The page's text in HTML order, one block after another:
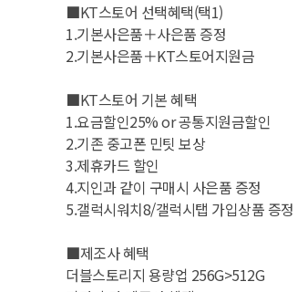
■KT스토어 선택혜택(택1)
1.기본사은품＋사은품 증정
2.기본사은품＋KT스토어지원금
■KT스토어 기본 혜택
1.요금할인25% or 공통지원금할인
2.기존 중고폰 민팃 보상
3.제휴카드 할인
4.지인과 같이 구매시 사은품 증정
5.갤럭시워치8/갤럭시탭 가입상품 증정
■제조사 혜택
더블스토리지 용량업 256G>512G